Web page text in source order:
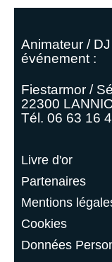
Animateur /
événement :
Fiestarmor /
22300
Tél. 06 63 16
Livre d'or
Partenaires
Mentions
Cookies
Données